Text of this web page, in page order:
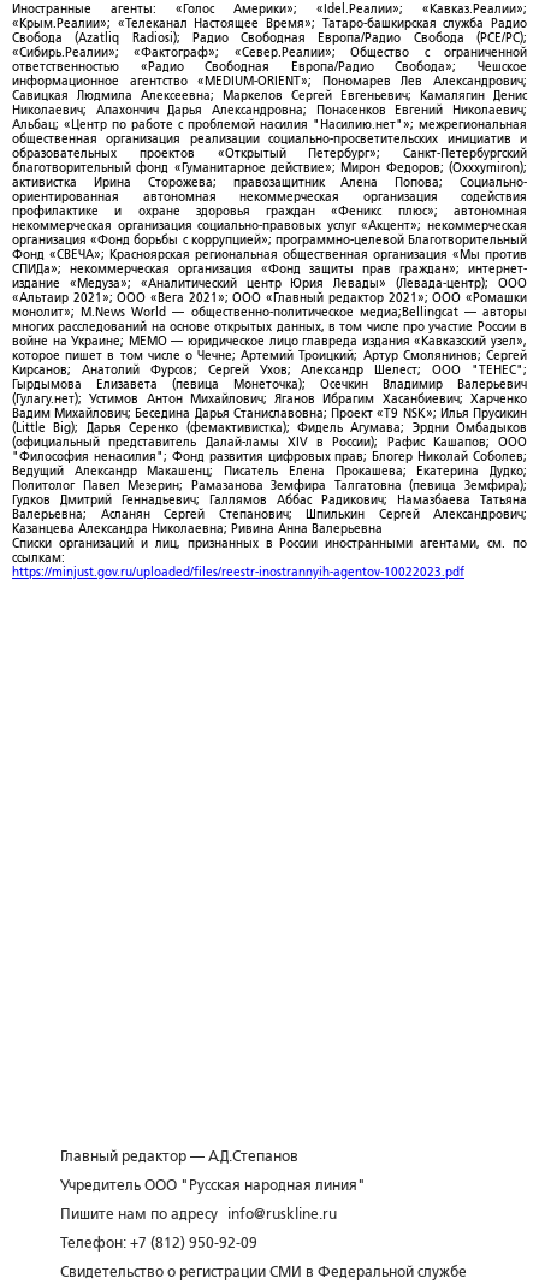
Иностранные агенты: «Голос Америки»; «Idel.Реалии»; «Кавказ.Реалии»;
«Крым.Реалии»; «Телеканал Настоящее Время»; Татаро-башкирская служба Радио
Свобода (Azatliq Radiosi); Радио Свободная Европа/Радио Свобода (PCE/PC);
«Сибирь.Реалии»; «Фактограф»; «Север.Реалии»; Общество с ограниченной
ответственностью «Радио Свободная Европа/Радио Свобода»; Чешское
информационное агентство «MEDIUM-ORIENT»; Пономарев Лев Александрович;
Савицкая Людмила Алексеевна; Маркелов Сергей Евгеньевич; Камалягин Денис
Николаевич; Апахончич Дарья Александровна; Понасенков Евгений Николаевич;
Альбац; «Центр по работе с проблемой насилия "Насилию.нет"»; межрегиональная
общественная организация реализации социально-просветительских инициатив и
образовательных проектов «Открытый Петербург»; Санкт-Петербургский
благотворительный фонд «Гуманитарное действие»; Мирон Федоров; (Oxxxymiron);
активистка Ирина Сторожева; правозащитник Алена Попова; Социально-
ориентированная автономная некоммерческая организация содействия
профилактике и охране здоровья граждан «Феникс плюс»; автономная
некоммерческая организация социально-правовых услуг «Акцент»; некоммерческая
организация «Фонд борьбы с коррупцией»; программно-целевой Благотворительный
Фонд «СВЕЧА»; Красноярская региональная общественная организация «Мы против
СПИДа»; некоммерческая организация «Фонд защиты прав граждан»; интернет-
издание «Медуза»; «Аналитический центр Юрия Левады» (Левада-центр); ООО
«Альтаир 2021»; ООО «Вега 2021»; ООО «Главный редактор 2021»; ООО «Ромашки
монолит»; M.News World — общественно-политическое медиа;Bellingcat — авторы
многих расследований на основе открытых данных, в том числе про участие России в
войне на Украине; МЕМО — юридическое лицо главреда издания «Кавказский узел»,
которое пишет в том числе о Чечне; Артемий Троицкий; Артур Смолянинов; Сергей
Кирсанов; Анатолий Фурсов; Сергей Ухов; Александр Шелест; ООО "ТЕНЕС";
Гырдымова Елизавета (певица Монеточка); Осечкин Владимир Валерьевич
(Гулагу.нет); Устимов Антон Михайлович; Яганов Ибрагим Хасанбиевич; Харченко
Вадим Михайлович; Беседина Дарья Станиславовна; Проект «T9 NSK»; Илья Прусикин
(Little Big); Дарья Серенко (фемактивистка); Фидель Агумава; Эрдни Омбадыков
(официальный представитель Далай-ламы XIV в России); Рафис Кашапов; ООО
"Философия ненасилия"; Фонд развития цифровых прав; Блогер Николай Соболев;
Ведущий Александр Макашенц; Писатель Елена Прокашева; Екатерина Дудко;
Политолог Павел Мезерин; Рамазанова Земфира Талгатовна (певица Земфира);
Гудков Дмитрий Геннадьевич; Галлямов Аббас Радикович; Намазбаева Татьяна
Валерьевна; Асланян Сергей Степанович; Шпилькин Сергей Александрович;
Казанцева Александра Николаевна; Ривина Анна Валерьевна
Списки организаций и лиц, признанных в России иностранными агентами, см. по
ссылкам:
https://minjust.gov.ru/uploaded/files/reestr-inostrannyih-agentov-10022023.pdf
Главный редактор — А.Д.Степанов
Учредитель ООО "Русская народная линия"
Пишите нам по адресу
info@ruskline.ru
Телефон: +7 (812) 950-92-09
Свидетельство о регистрации СМИ в Федеральной службе